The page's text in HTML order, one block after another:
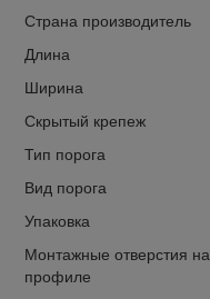
Страна производитель
Длина
Ширина
Скрытый крепеж
Тип порога
Вид порога
Упаковка
Монтажные отверстия на
профиле